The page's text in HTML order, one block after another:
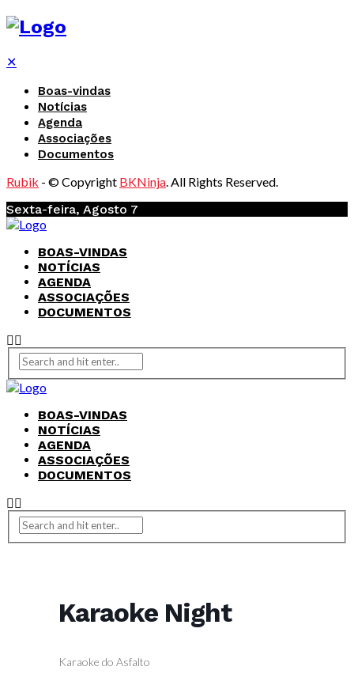
✕
Boas-vindas
Notícias
Agenda
Associações
Documentos
Rubik - © Copyright BKNinja. All Rights Reserved.
Sexta-feira, Agosto 7
BOAS-VINDAS
NOTÍCIAS
AGENDA
ASSOCIAÇÕES
DOCUMENTOS
BOAS-VINDAS
NOTÍCIAS
AGENDA
ASSOCIAÇÕES
DOCUMENTOS
Karaoke Night
Karaoke do Asfalto